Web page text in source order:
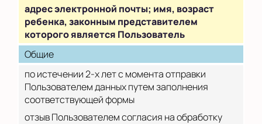
адрес электронной почты; имя, возраст
ребенка, законным представителем
которого является Пользователь
Общие
по истечении 2-х лет с момента отправки
Пользователем данных путем заполнения
соответствующей формы
отзыв Пользователем согласия на обработку